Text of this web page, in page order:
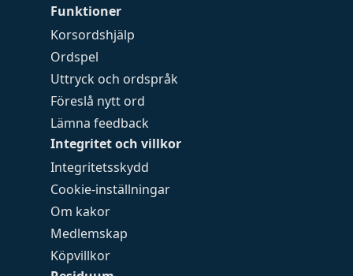
Funktioner
Korsordshjälp
Ordspel
Uttryck och ordspråk
Föreslå nytt ord
Lämna feedback
Integritet och villkor
Integritetsskydd
Cookie-inställningar
Om kakor
Medlemskap
Köpvillkor